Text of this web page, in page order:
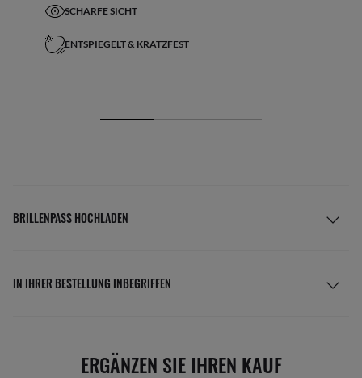
SCHARFE SICHT
ENTSPIEGELT & KRATZFEST
BRILLENPASS HOCHLADEN
IN IHRER BESTELLUNG INBEGRIFFEN
ERGÄNZEN SIE IHREN KAUF